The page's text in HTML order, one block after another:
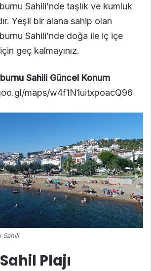
Sahili’nde taşlık ve kumluk
Yeşil bir alana sahip olan
Sahili’nde doğa ile iç içe
geç kalmayınız.
Sahili Güncel Konum
maps/w4f1N1uitxpoacQ96
Sahili
Plajı